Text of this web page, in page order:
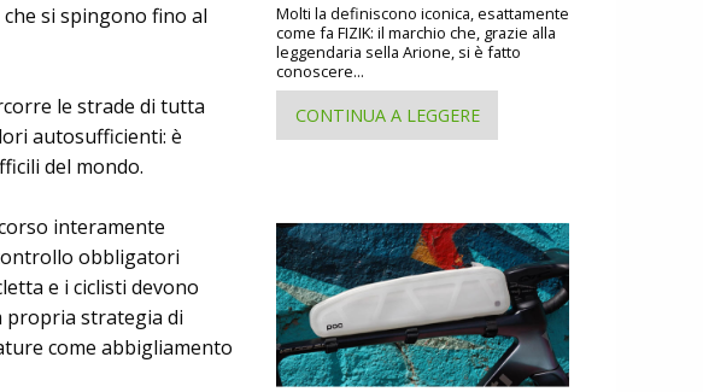
si spingono fino al
le strade di tutta
autosufficienti: è
del mondo.
interamente
obbligatori
e i ciclisti devono
propria strategia di
come abbigliamento
Molti la definiscono iconica, esattamente
come fa FIZIK: il marchio che, grazie alla
leggendaria sella Arione, si è fatto
conoscere...
CONTINUA A LEGGERE